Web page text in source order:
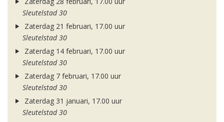
Sleutelstad 30
Zaterdag 21 februari, 17.00 uur
Sleutelstad 30
Zaterdag 14 februari, 17.00 uur
Sleutelstad 30
Zaterdag 7 februari, 17.00 uur
Sleutelstad 30
Zaterdag 31 januari, 17.00 uur
Sleutelstad 30